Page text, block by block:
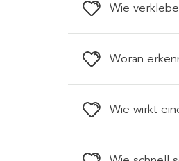
Wie
Woran
Wie wirkt